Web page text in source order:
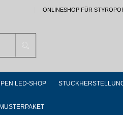
ONLINESHOP FÜR
LED-SHOP
MUSTERPAKET